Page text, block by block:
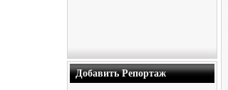
Добавить Репортаж